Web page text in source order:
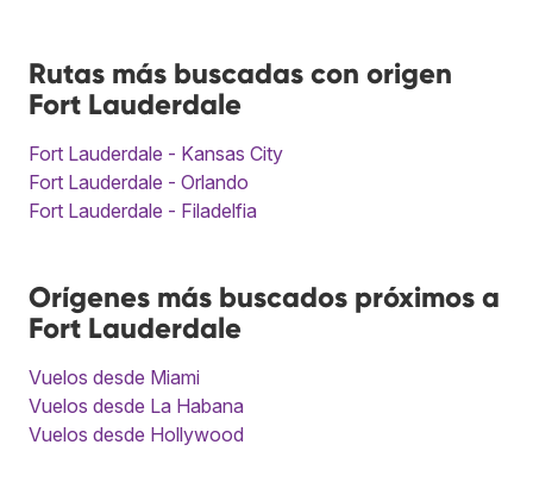
Rutas más buscadas con origen
Fort Lauderdale
Fort Lauderdale - Kansas City
Fort Lauderdale - Orlando
Fort Lauderdale - Filadelfia
Orígenes más buscados próximos a
Fort Lauderdale
Vuelos desde Miami
Vuelos desde La Habana
Vuelos desde Hollywood